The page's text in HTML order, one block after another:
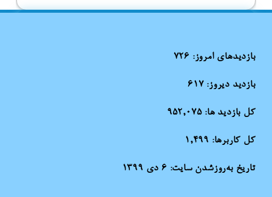
بازدیدهای امروز: 726
بازدید دیروز:617
کل بازدید ها:952,075
کل کاربرها: 1,499
تاریخ به‌روزشدن سایت: ۶ دی ۱۳۹۹